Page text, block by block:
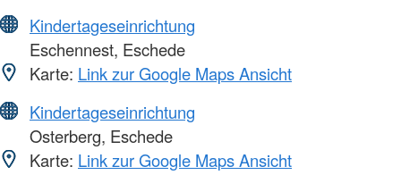
Kindertageseinrichtung
Eschennest, Eschede
Karte: Link zur Google Maps Ansicht
Kindertageseinrichtung
Osterberg, Eschede
Karte: Link zur Google Maps Ansicht